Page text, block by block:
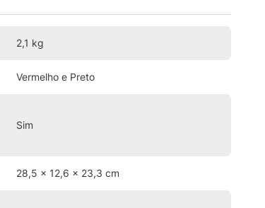
2,1 kg
Vermelho e Preto
Sim
28,5 x 12,6 x 23,3 cm